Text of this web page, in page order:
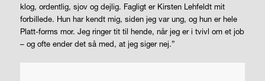
klog, ordentlig, sjov og dejlig. Fagligt er Kirsten Lehfeldt mit
forbillede. Hun har kendt mig, siden jeg var ung, og hun er hele
Platt-forms mor. Jeg ringer tit til hende, når jeg er i tvivl om et job
– og ofte ender det så med, at jeg siger nej.”